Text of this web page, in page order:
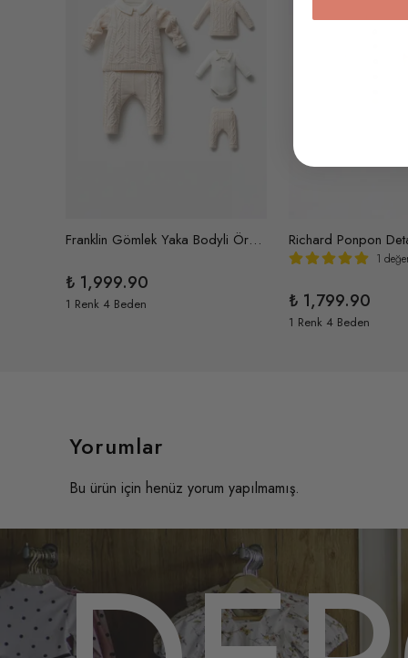
Franklin Gömlek Yaka Bodyli Örme Pamuklu Üçlü Triko Takım
₺ 1,999.90
1 Renk 4 Beden
1
₺ 1,799.90
1 Renk 4 Beden
Yorumlar
Bu ürün için henüz yorum yapılmamış.